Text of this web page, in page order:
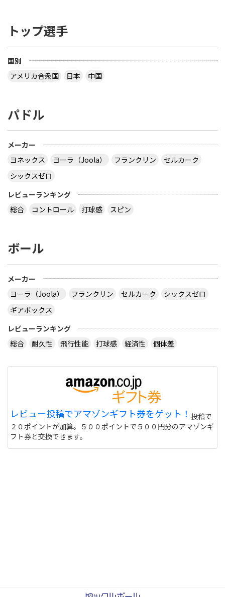
トップ選手
国別
アメリカ合衆国
日本 中国
パドル
メーカー
ヨネックス
ヨーラ（Joola） フランクリン
セルカーク
シックスゼロ
レビューランキング
総合
コントロール 打球感 スピン
ボール
メーカー
ヨーラ（Joola）
フランクリン セルカーク
シックスゼロ
ギアボックス
レビューランキング
総合
耐久性 飛行性能 打球感 経済性 個体差
レビュー投稿でアマゾンギフト券をゲット！ 投稿で
２０ポイントが加算。５００ポイントで５００円分のアマゾンギ
フト券と交換できます。